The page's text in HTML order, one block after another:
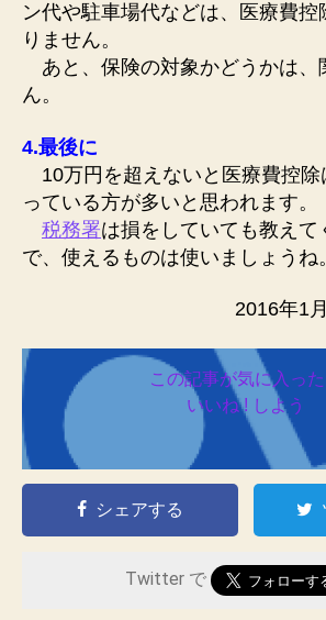
ン代や駐車場代などは、医療費控
りません。
あと、保険の対象かどうかは、
ん。
4.最後に
10万円を超えないと医療費控除
っている方が多いと思われます。
税務署は損をしていても教えて
で、使えるものは使いましょうね。
2016年1
この記事が気に入っ
いいね ! しよう
シェアする
Twitter で